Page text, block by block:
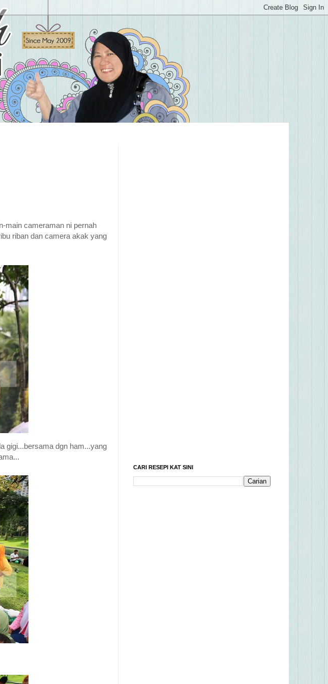
main cameraman ni pernah
riban dan camera akak yang
gigi...bersama dgn ham...yang
CARI RESEPI KAT SINI